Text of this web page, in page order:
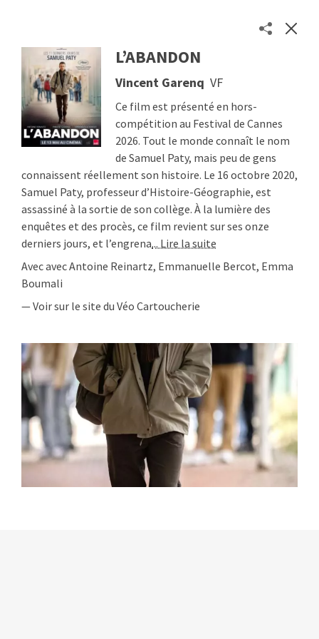
L’ABANDON
Vincent Garenq VF
Ce film est présenté en hors-
compétition au Festival de Cannes
2026. Tout le monde connaît le nom
de Samuel Paty, mais peu de gens
connaissent réellement son histoire. Le 16 octobre 2020,
Samuel Paty, professeur d’Histoire-Géographie, est
assassiné à la sortie de son collège. À la lumière des
enquêtes et des procès, ce film revient sur ses onze
derniers jours, et l’engrena... Lire la suite
Avec avec Antoine Reinartz, Emmanuelle Bercot, Emma
Boumali
— Voir sur le site du Véo Cartoucherie
Les séances des cinémas toulousains en un clic
Séances
Cinémas
À propos
Contact
© 2026Etienne Delcambre